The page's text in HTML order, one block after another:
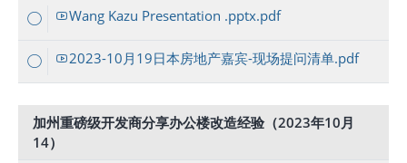
Wang Kazu Presentation .pptx.pdf
2023-10月19日本房地产嘉宾-现场提问清单.pdf
加州重磅级开发商分享办公楼改造经验（2023年10月
14）